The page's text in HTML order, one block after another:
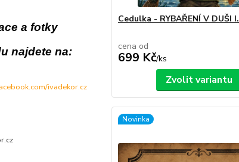
a fotky
najdete na:
ivadekor.cz
Cedulka - RYBAŘENÍ V DUŠI I.
cena od
699 Kč/ks
Zvolit variantu
Novinka